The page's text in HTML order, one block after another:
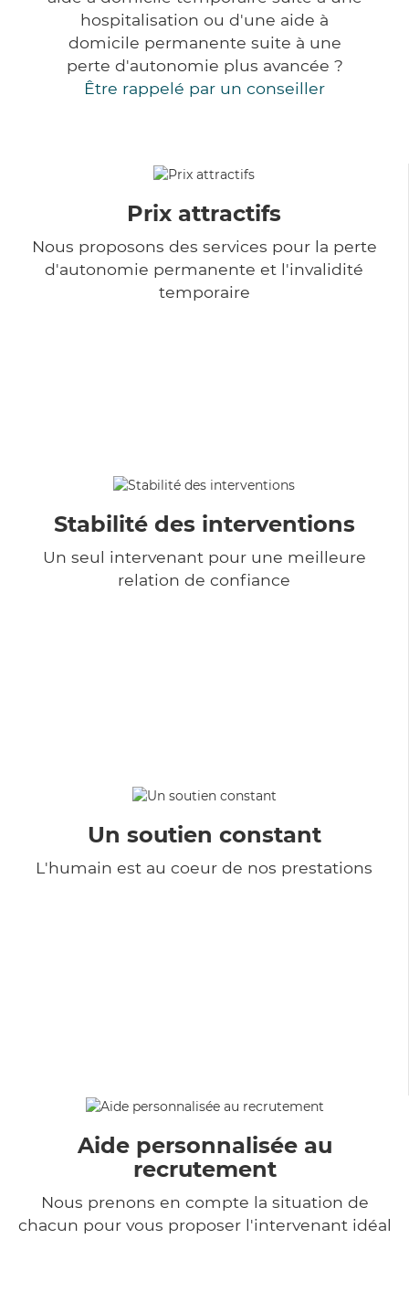
hospitalisation ou d'une aide à
domicile permanente suite à une
perte d'autonomie plus avancée ?
Être rappelé par un conseiller
Prix attractifs
Nous proposons des services pour la perte
d'autonomie permanente et l'invalidité
temporaire
Stabilité des interventions
Un seul intervenant pour une meilleure
relation de confiance
Un soutien constant
L'humain est au coeur de nos prestations
Aide personnalisée au
recrutement
Nous prenons en compte la situation de
chacun pour vous proposer l'intervenant idéal